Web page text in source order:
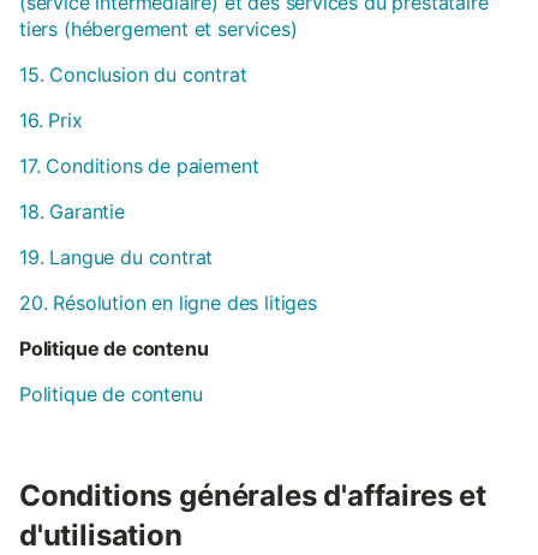
tiers (hébergement et services)
15. Conclusion du contrat
16. Prix
17. Conditions de paiement
18. Garantie
19. Langue du contrat
20. Résolution en ligne des litiges
Politique de contenu
Politique de contenu
Conditions générales d'affaires et
d'utilisation